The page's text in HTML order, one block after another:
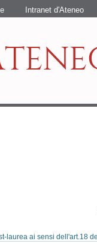
Intranet d'Ateneo
laurea ai sensi dell'art.18